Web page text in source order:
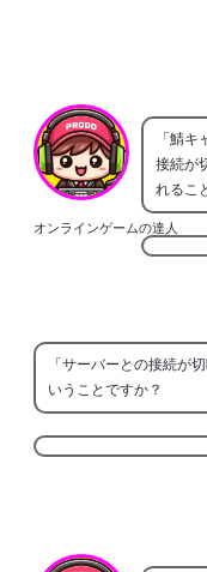
オンラインゲームの達人
「鯖
接続が
れるこ
「サーバーとの接続が
いうことですか？